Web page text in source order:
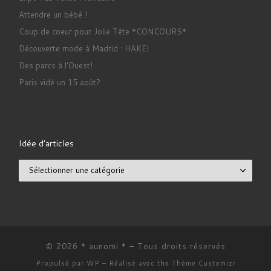
Attendre un bébé !
Coup de coeur pour Jolie Tête *CONCOURS*
Découverte mode à Madrid : HAKEI
Des parcs à l'Ouest!
Paris vidé un 15 août?
Idée d’articles
© 2026 * aunomi * – Tous droits réservés
Propulsé par WP – Réalisé avec the Thème Customizr